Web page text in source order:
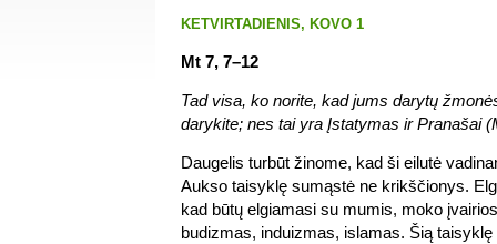
KETVIRTADIENIS, KOVO 1
Mt 7, 7–12
Tad visa, ko norite, kad jums darytų
darykite; nes tai yra Įstatymas ir Pranašai
Daugelis turbūt žinome, kad ši eilutė
Aukso taisyklę sumąstė ne krikščionys.
kad būtų elgiamasi su mumis, moko
budizmas, induizmas, islamas. Šią taisyklę